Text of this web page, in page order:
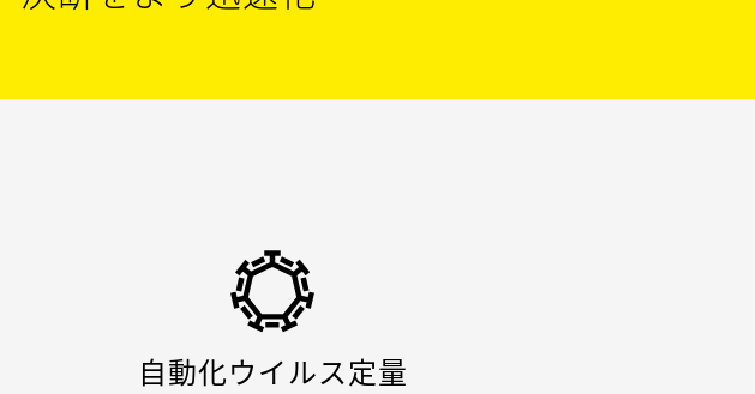
に対する 直接的な見識を得ることができます。
自動化ウイルス定量